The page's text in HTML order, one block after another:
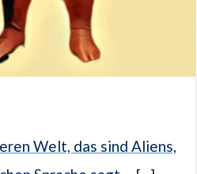
Welt, das sind Aliens,